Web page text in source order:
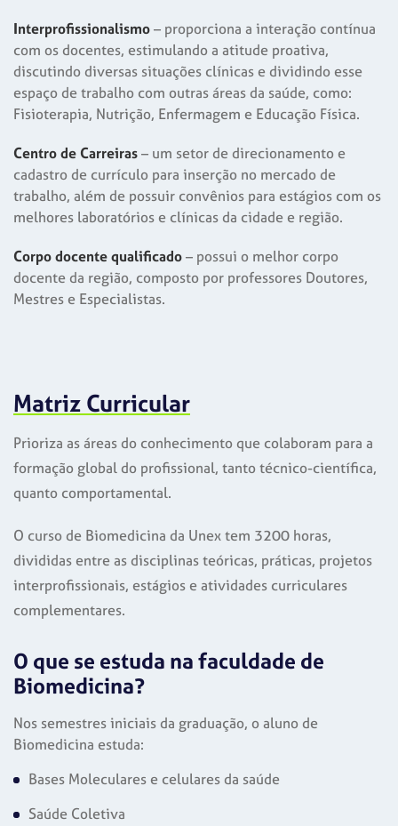
Interprofissionalismo– proporciona a interação contínua
com os docentes, estimulando a atitude proativa,
discutindo diversas situações clínicas e dividindo esse
espaço de trabalho com outras áreas da saúde, como:
Fisioterapia, Nutrição, Enfermagem e Educação Física.
Centro de Carreiras– um setor de direcionamento e
cadastro de currículo para inserção no mercado de
trabalho, além de possuir convênios para estágios com os
melhores laboratórios e clínicas da cidade e região.
Corpo docente qualificado– possui o melhor corpo
docente da região, composto por professores Doutores,
Mestres e Especialistas.
Matriz Curricular
Prioriza as áreas do conhecimento que colaboram para a
formação global do profissional, tanto técnico-científica,
quanto comportamental.
O curso de Biomedicina da Unex tem 3200 horas,
divididas entre as disciplinas teóricas, práticas, projetos
interprofissionais, estágios e atividades curriculares
complementares.
O que se estuda na faculdade de
Biomedicina?
Nos semestres iniciais da graduação, o aluno de
Biomedicina estuda:
Bases Moleculares e celulares da saúde
Saúde Coletiva